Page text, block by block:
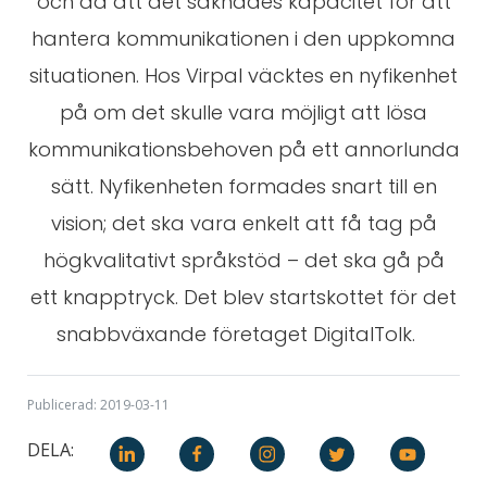
hantera kommunikationen i den uppkomna
situationen. Hos Virpal väcktes en nyfikenhet
på om det skulle vara möjligt att lösa
kommunikationsbehoven på ett annorlunda
sätt. Nyfikenheten formades snart till en
vision; det ska vara enkelt att få tag på
högkvalitativt språkstöd – det ska gå på
ett knapptryck. Det blev startskottet för det
snabbväxande företaget DigitalTolk.
Publicerad: 2019-03-11
DELA: